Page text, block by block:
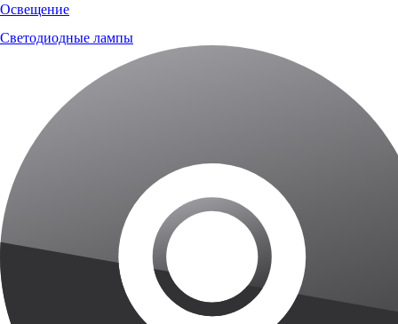
Освещение
Светодиодные лампы